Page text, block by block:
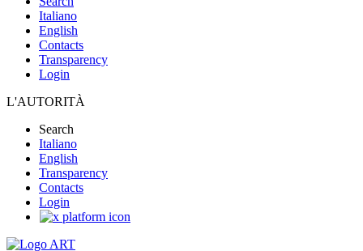
Italiano
English
Contacts
Transparency
Login
L'AUTORITÀ
Search
Italiano
English
Transparency
Contacts
Login